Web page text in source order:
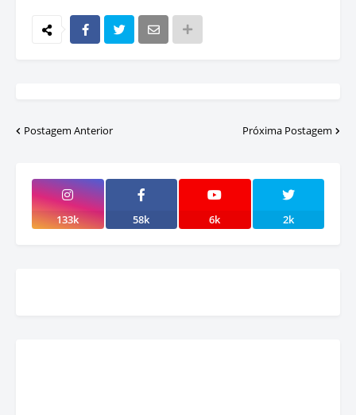
Postagem Anterior Próxima Postagem
133k 58k 6k 2k